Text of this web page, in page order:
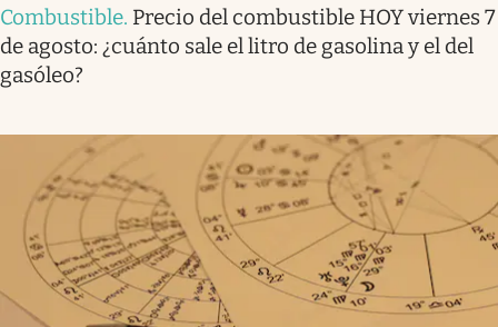
Combustible. Precio del combustible HOY viernes 7
de agosto: ¿cuánto sale el litro de gasolina y el del
gasóleo?